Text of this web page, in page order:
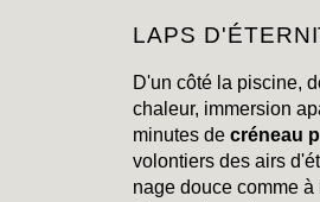
LAPS
D'un côté la piscine,
chaleur, immersion
minutes de créneau
volontiers des airs
nage douce comme